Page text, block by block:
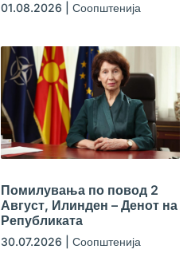
01.08.2026 Соопштенија
Помилувања по повод 2
Август, Илинден – Денот на
Републиката
30.07.2026 Соопштенија